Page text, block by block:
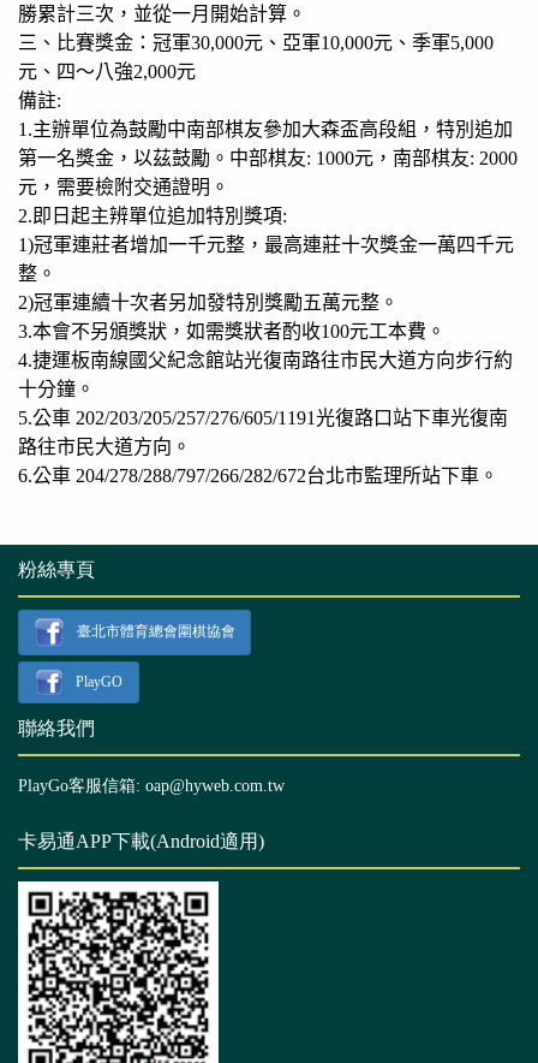
粉絲專頁
臺北市體育總會圍棋協會
PlayGO
聯絡我們
PlayGo客服信箱: oap@hyweb.com.tw
卡易通APP下載(Android適用)